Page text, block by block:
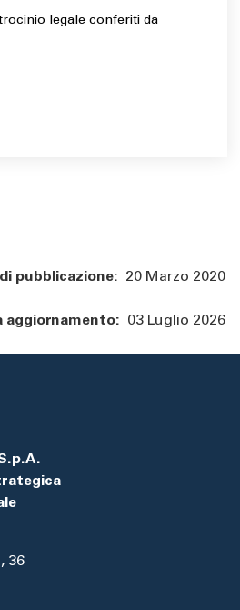
legale conferiti da
pubblicazione: 20 Marzo 2020
aggiornamento: 03 Luglio 2026
36